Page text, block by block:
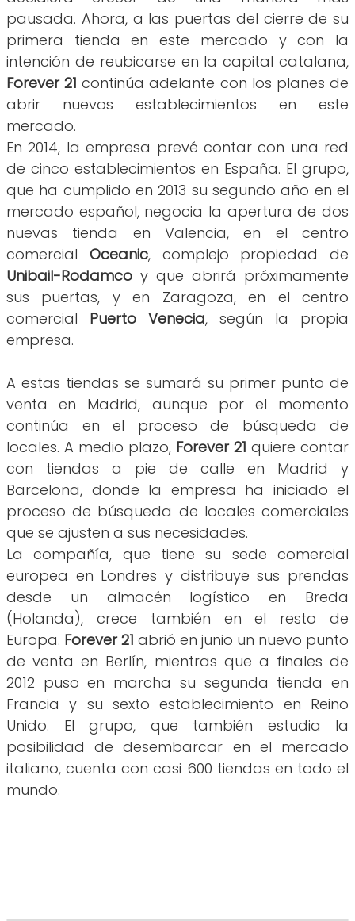
pausada. Ahora, a las puertas del cierre de su
primera tienda en este mercado y con la
intención de reubicarse en la capital catalana,
Forever 21 continúa adelante con los planes de
abrir nuevos establecimientos en este
mercado.
En 2014, la empresa prevé contar con una red
de cinco establecimientos en España. El grupo,
que ha cumplido en 2013 su segundo año en el
mercado español, negocia la apertura de dos
nuevas tienda en Valencia, en el centro
comercial Oceanic, complejo propiedad de
Unibail-Rodamco y que abrirá próximamente
sus puertas, y en Zaragoza, en el centro
comercial Puerto Venecia, según la propia
empresa.
A estas tiendas se sumará su primer punto de
venta en Madrid, aunque por el momento
continúa en el proceso de búsqueda de
locales. A medio plazo, Forever 21 quiere contar
con tiendas a pie de calle en Madrid y
Barcelona, donde la empresa ha iniciado el
proceso de búsqueda de locales comerciales
que se ajusten a sus necesidades.
La compañía, que tiene su sede comercial
europea en Londres y distribuye sus prendas
desde un almacén logístico en Breda
(Holanda), crece también en el resto de
Europa. Forever 21 abrió en junio un nuevo punto
de venta en Berlín, mientras que a finales de
2012 puso en marcha su segunda tienda en
Francia y su sexto establecimiento en Reino
Unido. El grupo, que también estudia la
posibilidad de desembarcar en el mercado
italiano, cuenta con casi 600 tiendas en todo el
mundo.